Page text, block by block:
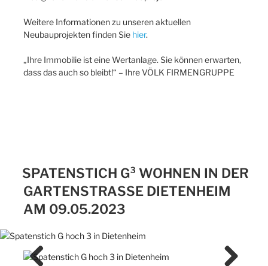
Weitere Informationen zu unseren aktuellen
Neubauprojekten finden Sie hier.
„Ihre Immobilie ist eine Wertanlage. Sie können erwarten,
dass das auch so bleibt!“ – Ihre VÖLK FIRMENGRUPPE
SPATENSTICH G³ WOHNEN IN DER
GARTENSTRASSE DIETENHEIM A
M 09.05.2023